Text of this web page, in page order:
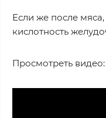
Если же после
кислотность
Просмотреть видео: